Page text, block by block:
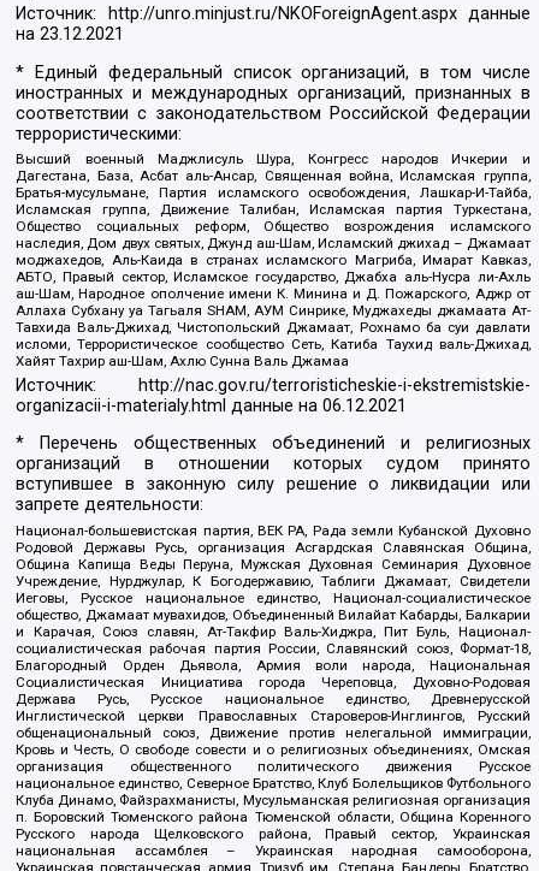
Источник: http://unro.minjust.ru/NKOForeignAgent.aspxданные
на23.12.2021
* Единый федеральный список организаций, в том числе
иностранных и международных организаций, признанных в
соответствии с законодательством Российской Федерации
террористическими:
Высший военный Маджлисуль Шура, Конгресс народов Ичкерии и
Дагестана, База, Асбат аль-Ансар, Священная война, Исламская группа,
Братья-мусульмане, Партия исламского освобождения, Лашкар-И-Тайба,
Исламская группа, Движение Талибан, Исламская партия Туркестана,
Общество социальных реформ, Общество возрождения исламского
наследия, Дом двух святых, Джунд аш-Шам, Исламский джихад – Джамаат
моджахедов, Аль-Каида в странах исламского Магриба, Имарат Кавказ,
АБТО, Правый сектор, Исламское государство, Джабха аль-Нусра ли-Ахль
аш-Шам, Народное ополчение имени К. Минина и Д. Пожарского, Аджр от
Аллаха Субхану уа Тагьаля SHAM, АУМ Синрике, Муджахеды джамаата Ат-
Тавхида Валь-Джихад, Чистопольский Джамаат, Рохнамо ба суи давлати
исломи, Террористическое сообщество Сеть, Катиба Таухид валь-Джихад,
Хайят Тахрир аш-Шам, Ахлю Сунна Валь Джамаа
Источник:
http://nac.gov.ru/terroristicheskie-i-ekstremistskie-
organizacii-i-materialy.html данные на06.12.2021
* Перечень общественных объединений и религиозных
организаций в отношении которых судом принято
вступившее в законную силу решение о ликвидации или
запрете деятельности:
Национал-большевистская партия, ВЕК РА, Рада земли Кубанской Духовно
Родовой Державы Русь, организация Асгардская Славянская Община,
Община Капища Веды Перуна, Мужская Духовная Семинария Духовное
Учреждение, Нурджулар, К Богодержавию, Таблиги Джамаат, Свидетели
Иеговы, Русское национальное единство, Национал-социалистическое
общество, Джамаат мувахидов, Объединенный Вилайат Кабарды, Балкарии
и Карачая, Союз славян, Ат-Такфир Валь-Хиджра, Пит Буль, Национал-
социалистическая рабочая партия России, Славянский союз, Формат-18,
Благородный Орден Дьявола, Армия воли народа, Национальная
Социалистическая Инициатива города Череповца, Духовно-Родовая
Держава Русь, Русское национальное единство, Древнерусской
Инглистической церкви Православных Староверов-Инглингов, Русский
общенациональный союз, Движение против нелегальной иммиграции,
Кровь и Честь, О свободе совести и о религиозных объединениях, Омская
организация общественного политического движения Русское
национальное единство, Северное Братство, Клуб Болельщиков Футбольного
Клуба Динамо, Файзрахманисты, Мусульманская религиозная организация
п. Боровский Тюменского района Тюменской области, Община Коренного
Русского народа Щелковского района, Правый сектор, Украинская
национальная ассамблея – Украинская народная самооборона,
Украинская повстанческая армия, Тризуб им. Степана Бандеры, Братство,